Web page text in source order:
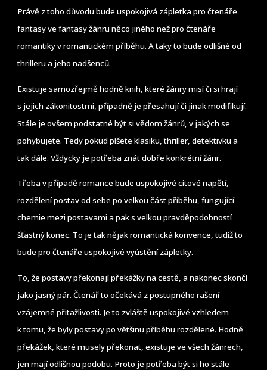
Právě z toho důvodu bude uspokojivá zápletka pro čtenáře
fantasy ve fantasy žánru něco jiného než pro čtenáře
romantiky v romantickém příběhu. A taky to bude odlišné od
thrilleru a jeho nadšenců.
Existuje samozřejmě hodně knih, které žánry misí či si hrají
s jejich zákonitostmi, případně je přesahují či jinak modifikují.
Stále je ovšem podstatné být si vědom žánrů, v jakých se
pohybujete. Tedy pokud píšete klasiku, thriller, detektivku a
tak dále. Vždycky je potřeba znát dobře konkrétní žánr.
Třeba v případě romance bude uspokojivé citové napětí,
rozdělení postav od sebe po velkou část příběhu, fungující
chemie mezi postavami a pak s velkou pravděpodobností
šťastný konec. To je tak nějak romantická konvence, tudíž to
bude pro čtenáře uspokojivé vyústění zápletky.
To, že postavy překonají překážky na cestě, a nakonec skončí
jako jasný pár. Čtenář to očekává z postupného rašení
vzájemné přitažlivosti. Je to zvláště uspokojivé vzhledem
k tomu, že byly postavy po většinu příběhu rozdělené. Hodně
překážek, které musely překonat, existuje ve všech žánrech,
jen mají odlišnou podobu. Proto je potřeba být si ho stále